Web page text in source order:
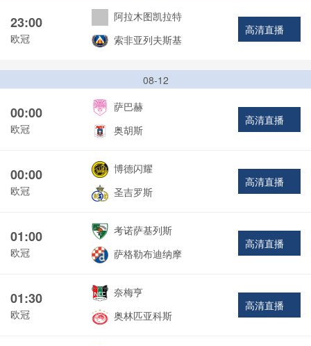
23:00
欧冠
阿拉木图凯拉特
索非亚列夫斯基
高清直播
08-12
00:00
欧冠
萨巴赫
奥胡斯
高清直播
00:00
欧冠
博德闪耀
圣吉罗斯
高清直播
01:00
欧冠
考诺萨基列斯
萨格勒布迪纳摩
高清直播
01:30
欧冠
奈梅亨
奥林匹亚科斯
高清直播